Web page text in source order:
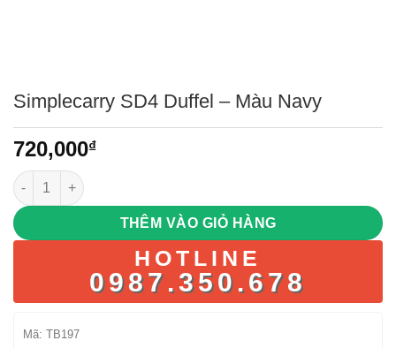
Simplecarry SD4 Duffel – Màu Navy
720,000₫
Simplecarry SD4 Duffel – Màu Navy số lượng
THÊM VÀO GIỎ HÀNG
HOTLINE
0987.350.678
Mã: TB197